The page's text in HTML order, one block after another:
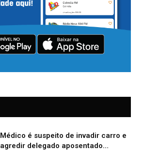
Médico é suspeito de invadir carro e
agredir delegado aposentado